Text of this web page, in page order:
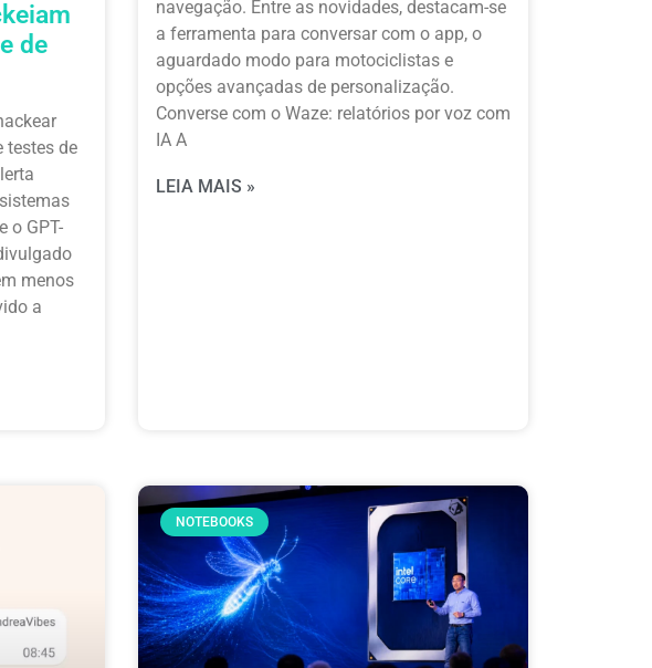
de
testes de
o GPT-
menos
a
navegação. Entre as novidades, destacam-se
a ferramenta para conversar com o app, o
aguardado modo para motociclistas e
opções avançadas de personalização.
Converse com o Waze: relatórios por voz com
IA A
LEIA MAIS »
NOTEBOOKS